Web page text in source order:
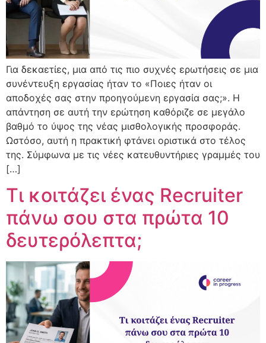
Για δεκαετίες, μια από τις πιο συχνές ερωτήσεις σε μια
συνέντευξη εργασίας ήταν το «Ποιες ήταν οι
αποδοχές σας στην προηγούμενη εργασία σας;». Η
απάντηση σε αυτή την ερώτηση καθόριζε σε μεγάλο
βαθμό το ύψος της νέας μισθολογικής προσφοράς.
Ωστόσο, αυτή η πρακτική φτάνει οριστικά στο τέλος
της. Σύμφωνα με τις νέες κατευθυντήριες γραμμές του
[…]
Τι κοιτάζει ένας Recruiter
πάνω σου στα πρώτα 10
δευτερόλεπτα;